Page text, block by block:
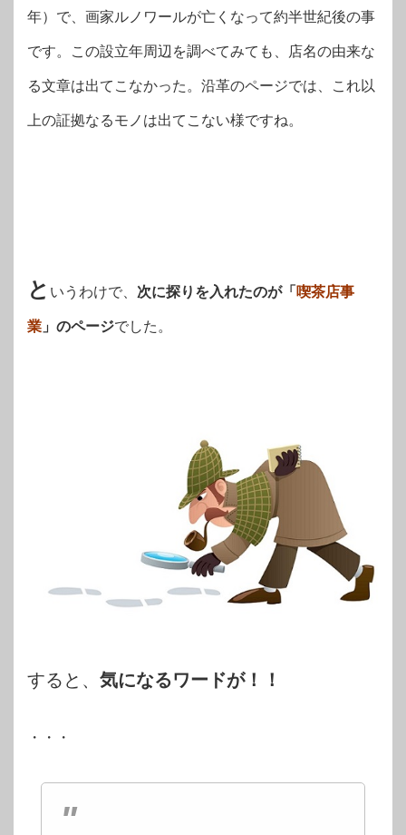
年）で、画家ルノワールが亡くなって約半世紀後の事
です。この設立年周辺を調べてみても、店名の由来な
る文章は出てこなかった。沿革のページでは、これ以
上の証拠なるモノは出てこない様ですね。
と いうわけで、 次に探りを入れたのが「 喫茶店事
業 」のページでした。
すると、 気になるワードが！！
・・・